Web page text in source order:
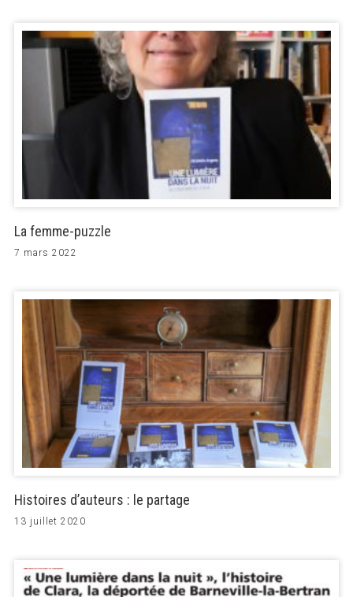
La femme-puzzle
7 mars 2022
Histoires d’auteurs : le partage
13 juillet 2020